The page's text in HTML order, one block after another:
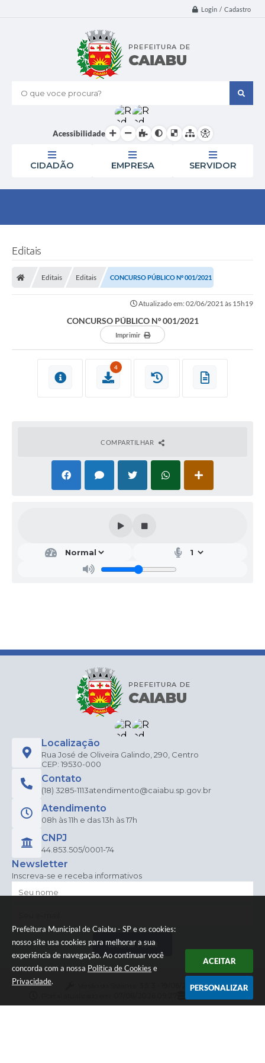
Prefeitura Municipal de Caiabu - SP e os cookies:
nosso site usa cookies para melhorar a sua
experiência de navegação. Ao continuar você
concorda com a nossa Política de Cookies e
Privacidade.
ACEITAR
PERSONALIZAR
Login / Cadastro
O que voce procura?
Acessibilidade
CIDADÃO EMPRESA SERVIDOR
Editais
Editais Editais CONCURSO PÚBLICO Nº 001/2021
Atualizado em: 02/06/2021 às 15h19
CONCURSO PÚBLICO Nº 001/2021
Imprimir
4
COMPARTILHAR
Localização
Rua José de Oliveira Galindo, 290, Centro
CEP: 19530-000
Contato
(18) 3285-1113atendimento@caiabu.sp.gov.br
Atendimento
08h às 11h e das 13h às 17h
CNPJ
44.853.505/0001-74
Newsletter
Inscreva-se e receba informativos
CADASTRAR
3.5.3 - 19/06/2026